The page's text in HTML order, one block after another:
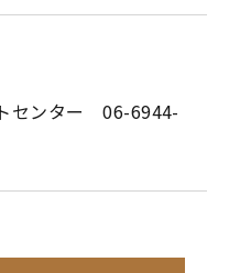
センター 06-6944-